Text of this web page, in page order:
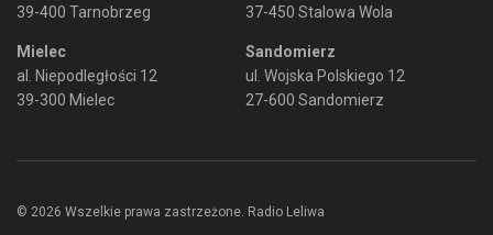
39-400 Tarnobrzeg
Mielec
al. Niepodległości 12
39-300 Mielec
37-450 Stalowa Wola
Sandomierz
ul. Wojska Polskiego 12
27-600 Sandomierz
© 2026 Wszelkie prawa zastrzeżone. Radio Leliwa